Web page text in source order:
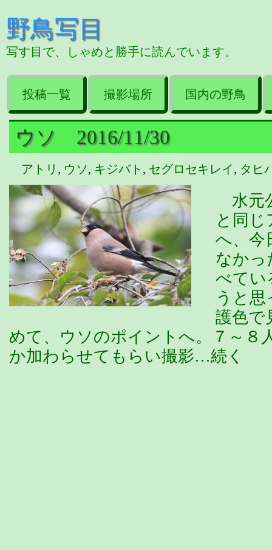
野鳥写目
写す目で、しゃめと勝手に読んでいます。
投稿一覧 撮影場所 国内の野鳥
ウソ 2016/11/30
アトリ , ウソ, キジバト , セグロセキレイ, タヒ
水元
と同
へ、今
なかっ
べてい
うと
護色
めて、ウソのポイントへ。７～８
か加わらせてもらい撮影…続く